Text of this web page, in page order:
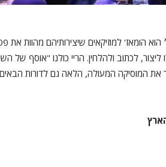
הומאז' למוזיקאים שיצירותיהם מהוות את
לכתוב ולהלחין. הריי כולנו "אוסף של
את המוסיקה המעולה, הלאה גם לדורות